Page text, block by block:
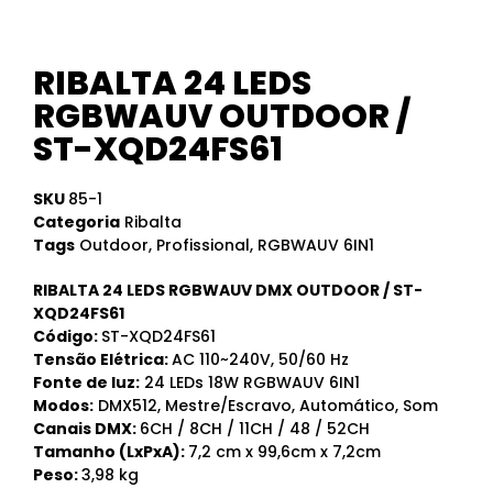
RIBALTA 24 LEDS
RGBWAUV OUTDOOR /
ST-XQD24FS61
SKU 85-1
Categoria Ribalta
Tags Outdoor, Profissional, RGBWAUV 6IN1
RIBALTA 24 LEDS RGBWAUV DMX OUTDOOR / ST-
XQD24FS61
Código: ST-XQD24FS61
Tensão Elétrica:AC 110~240V, 50/60 Hz
Fonte de luz: 24 LEDs 18W RGBWAUV 6IN1
Modos: DMX512, Mestre/Escravo, Automático, Som
Canais DMX: 6CH / 8CH / 11CH / 48 / 52CH
Tamanho (LxPxA): 7,2 cm x 99,6cm x 7,2cm
Peso:3,98 kg